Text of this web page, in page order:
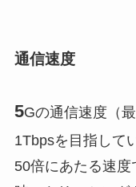
通信速度
5Gの通信速度（
1Tbpsを目指して
50倍にあたる速